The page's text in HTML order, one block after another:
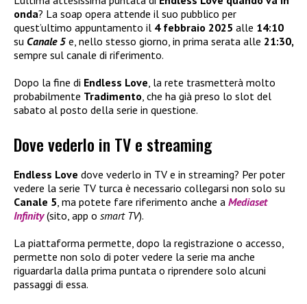
onda? La soap opera attende il suo pubblico per
quest’ultimo appuntamento il 4 febbraio 2025 alle 14:10
su Canale 5 e, nello stesso giorno, in prima serata alle 21:30,
sempre sul canale di riferimento.
Dopo la fine di Endless Love, la rete trasmetterà molto
probabilmente Tradimento, che ha già preso lo slot del
sabato al posto della serie in questione.
Dove vederlo in TV e streaming
Endless Love dove vederlo in TV e in streaming? Per poter
vedere la serie TV turca è necessario collegarsi non solo su
Canale 5, ma potete fare riferimento anche a Mediaset
Infinity(sito, app o smart TV).
La piattaforma permette, dopo la registrazione o accesso,
permette non solo di poter vedere la serie ma anche
riguardarla dalla prima puntata o riprendere solo alcuni
passaggi di essa.